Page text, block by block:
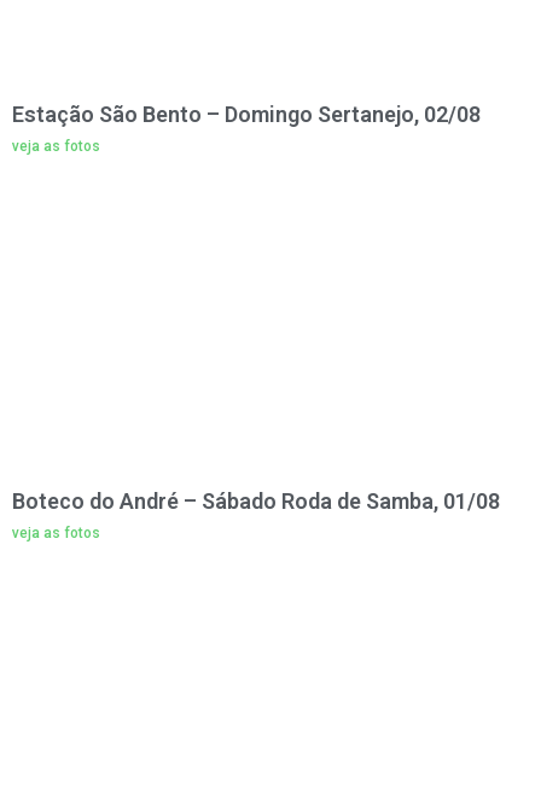
Estação São Bento – Domingo Sertanejo, 02/08
veja as fotos
Boteco do André – Sábado Roda de Samba, 01/08
veja as fotos